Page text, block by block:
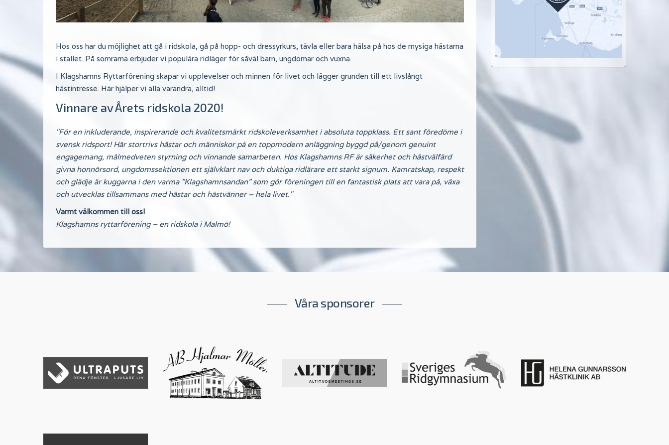
Hos oss har du möjlighet att gå i ridskola, gå på hopp- och dressyrkurs, tävla eller bara hälsa på hos de mysiga hästarna
i stallet. På somrarna erbjuder vi populära ridläger för såväl barn, ungdomar och vuxna.
I Klagshamns Ryttarförening skapar vi upplevelser och minnen för livet och lägger grunden till ett livslångt
hästintresse. Här hjälper vi alla varandra, alltid!
Vinnare av Årets ridskola 2020!
"För en inkluderande, inspirerande och kvalitetsmärkt ridskoleverksamhet i absoluta toppklass. Ett sant föredöme i
svensk ridsport! Här stortrivs hästar och människor på en toppmodern anläggning byggd på/genom genuint
engagemang, målmedveten styrning och vinnande samarbeten. Hos Klagshamns RF är säkerhet och hästvälfärd
givna honnörsord, ungdomssektionen ett självklart nav och duktiga ridlärare ett starkt signum. Kamratskap, respekt
och glädje är kuggarna i den varma ”Klagshamnsandan” som gör föreningen till en fantastisk plats att vara på, växa
och utvecklas tillsammans med hästar och hästvänner – hela livet."
Varmt välkommen till oss!
Klagshamns ryttarförening – en ridskola i Malmö!
Våra sponsorer